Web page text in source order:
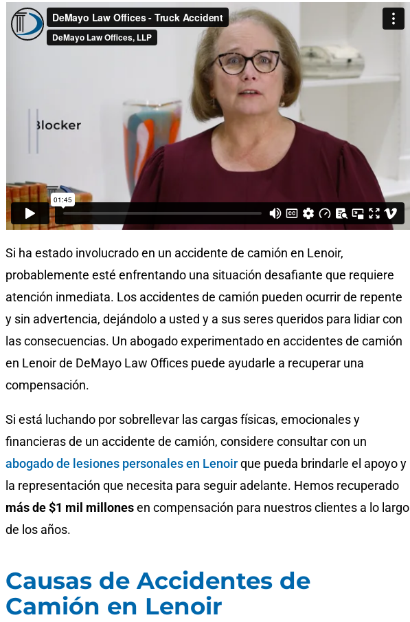
Si ha estado involucrado en un accidente de camión en Lenoir,
probablemente esté enfrentando una situación desafiante que requiere
atención inmediata. Los accidentes de camión pueden ocurrir de repente
y sin advertencia, dejándolo a usted y a sus seres queridos para lidiar con
las consecuencias. Un abogado experimentado en accidentes de camión
en Lenoir de DeMayo Law Offices puede ayudarle a recuperar una
compensación.
Si está luchando por sobrellevar las cargas físicas, emocionales y
financieras de un accidente de camión, considere consultar con un
abogado de lesiones personales en Lenoirque pueda brindarle el apoyo y
la representación que necesita para seguir adelante. Hemos recuperado
más de $1 mil millonesen compensación para nuestros clientes a lo largo
de los años.
Causas de Accidentes de
Camión en Lenoir